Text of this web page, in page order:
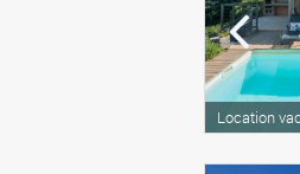
Location